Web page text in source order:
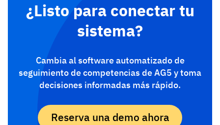
¿Listo para conectar tu
sistema?
Cambia al software automatizado de
seguimiento de competencias de AG5 y toma
decisiones informadas más rápido.
Reserva una demo ahora